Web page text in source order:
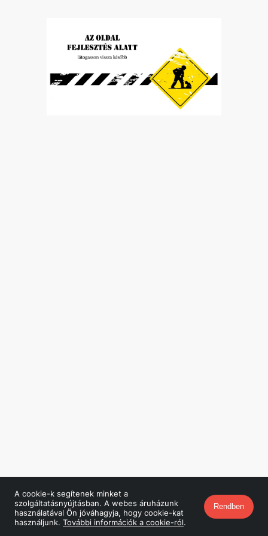
A cookie-k segítenek minket a
szolgáltatásnyújtásban. A webes áruházunk
használatával Ön jóváhagyja, hogy cookie-kat
használjunk. További információk a cookie-ról.
Rendben